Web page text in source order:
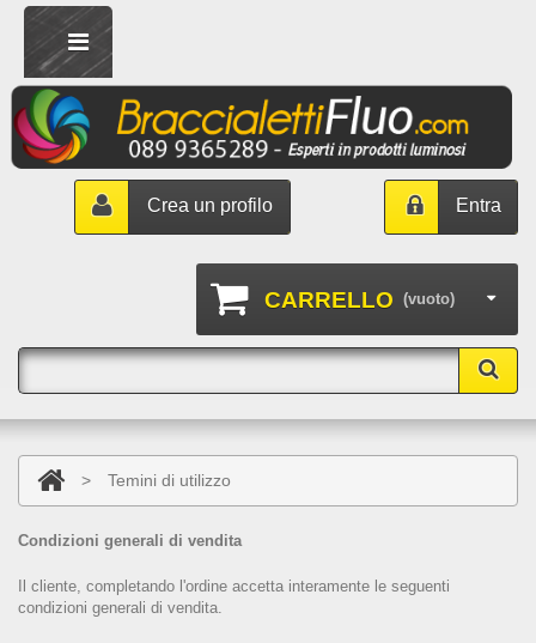
Entra
Crea un profilo
CARRELLO (vuoto)
> Temini di utilizzo
Condizioni generali di vendita
Il cliente, completando l'ordine accetta interamente le seguenti
condizioni generali di vendita.